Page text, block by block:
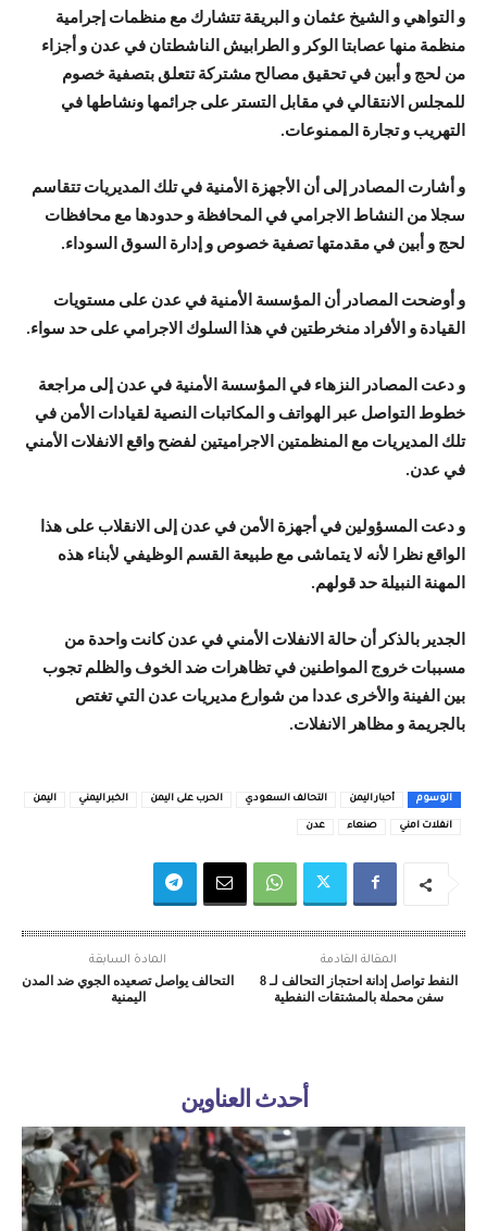
و التواهي و الشيخ عثمان و البريقة تتشارك مع منظمات إجرامية
منظمة منها عصابتا الوكر و الطرابيش الناشطتان في عدن و أجزاء
من لحج و أبين في تحقيق مصالح مشتركة تتعلق بتصفية خصوم
للمجلس الانتقالي في مقابل التستر على جرائمها ونشاطها في
التهريب و تجارة الممنوعات.
و أشارت المصادر إلى أن الأجهزة الأمنية في تلك المديريات تتقاسم
سجلا من النشاط الاجرامي في المحافظة و حدودها مع محافظات
لحج و أبين في مقدمتها تصفية خصوص و إدارة السوق السوداء.
و أوضحت المصادر أن المؤسسة الأمنية في عدن على مستويات
القيادة و الأفراد منخرطتين في هذا السلوك الاجرامي على حد سواء.
و دعت المصادر النزهاء في المؤسسة الأمنية في عدن إلى مراجعة
خطوط التواصل عبر الهواتف و المكاتبات النصية لقيادات الأمن في
تلك المديريات مع المنظمتين الاجراميتين لفضح واقع الانفلات الأمني
في عدن.
و دعت المسؤولين في أجهزة الأمن في عدن إلى الانقلاب على هذا
الواقع نظرا لأنه لا يتماشى مع طبيعة القسم الوظيفي لأبناء هذه
المهنة النبيلة حد قولهم.
الجدير بالذكر أن حالة الانفلات الأمني في عدن كانت واحدة من
مسببات خروج المواطنين في تظاهرات ضد الخوف والظلم تجوب
بين الفينة والأخرى عددا من شوارع مديريات عدن التي تغتص
بالجريمة و مظاهر الانفلات.
الوسوم أحبار اليمن التحالف السعودي الحرب على اليمن الخبر اليمني اليمن
انفلات امني صنعاء عدن
المادة السابقة
التحالف يواصل تصعيده الجوي ضد المدن
اليمنية
المقالة القادمة
النفط تواصل إدانة احتجاز التحالف لـ 8
سفن محملة بالمشتقات النفطية
أحدث العناوين